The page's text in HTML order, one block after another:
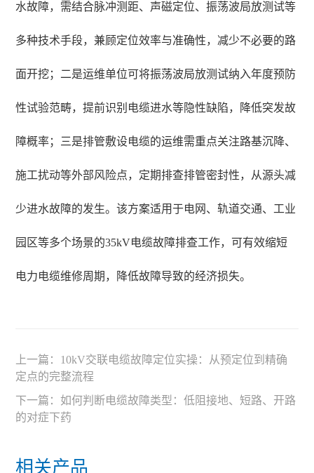
水故障，需结合脉冲测距、声磁定位、振荡波局放测试等
多种技术手段，兼顾定位效率与准确性，减少不必要的路
面开挖；二是运维单位可将振荡波局放测试纳入年度预防
性试验范畴，提前识别电缆进水等隐性缺陷，降低突发故
障概率；三是排管敷设电缆的运维需重点关注路基沉降、
施工扰动等外部风险点，定期排查排管密封性，从源头减
少进水故障的发生。该方案适用于电网、轨道交通、工业
园区等多个场景的35kV电缆故障排查工作，可有效缩短
电力电缆维修周期，降低故障导致的经济损失。
上一篇： 10kV交联电缆故障定位实操：从预定位到精确
定点的完整流程
下一篇：如何判断电缆故障类型：低阻接地、短路、开路
的对症下药
相关产品